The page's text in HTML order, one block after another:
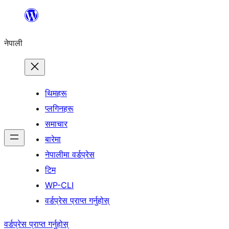
सामग्रीमा
नेपाली
थिमहरू
प्लगिनहरू
समाचार
बारेमा
नेपालीमा वर्डप्रेस
टिम
WP-CLI
वर्डप्रेस प्राप्त गर्नुहोस्
वर्डप्रेस प्राप्त गर्नुहोस्